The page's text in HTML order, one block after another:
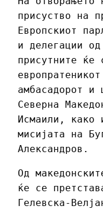
присуство на
Европскиот
и делегации
присутните ќе
амбасадорот
Северна
Исмаили, како
мисијата на
Александров.
Од
ќе се
Гелевска-